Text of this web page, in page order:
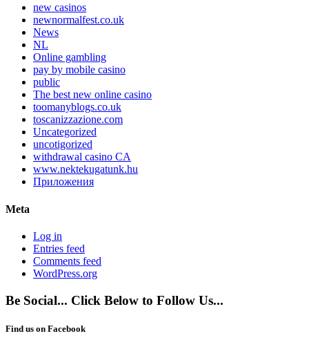
new casinos
newnormalfest.co.uk
News
NL
Online gambling
pay by mobile casino
public
The best new online casino
toomanyblogs.co.uk
toscanizzazione.com
Uncategorized
uncotigorized
withdrawal casino CA
www.nektekugatunk.hu
Приложения
Meta
Log in
Entries feed
Comments feed
WordPress.org
Be Social... Click Below to Follow Us...
Find us on Facebook